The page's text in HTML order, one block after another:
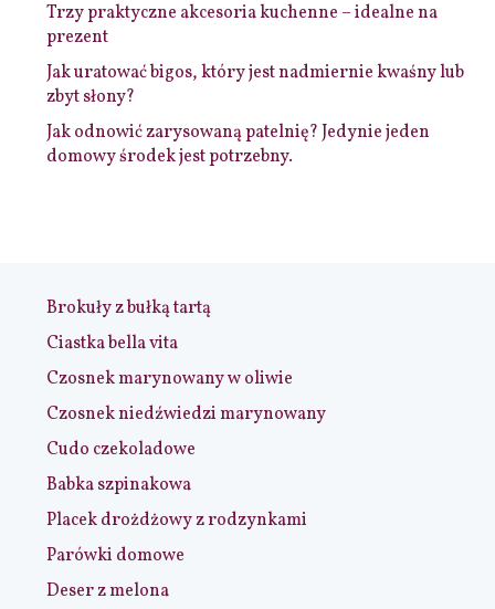
Trzy praktyczne akcesoria kuchenne – idealne na
prezent
Jak uratować bigos, który jest nadmiernie kwaśny lub
zbyt słony?
Jak odnowić zarysowaną patelnię? Jedynie jeden
domowy środek jest potrzebny.
Brokuły z bułką tartą
Ciastka bella vita
Czosnek marynowany w oliwie
Czosnek niedźwiedzi marynowany
Cudo czekoladowe
Babka szpinakowa
Placek drożdżowy z rodzynkami
Parówki domowe
Deser z melona